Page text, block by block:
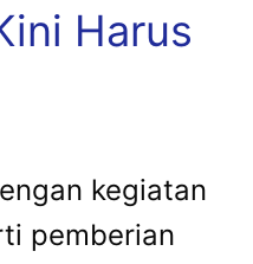
Harus
kegiatan
pemberian